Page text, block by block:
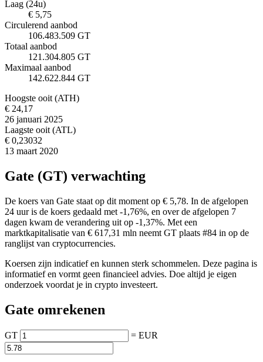
Laag (24u)
€ 5,75
Circulerend aanbod
106.483.509 GT
Totaal aanbod
121.304.805 GT
Maximaal aanbod
142.622.844 GT
Hoogste ooit (ATH)
€ 24,17
26 januari 2025
Laagste ooit (ATL)
€ 0,23032
13 maart 2020
Gate (GT) verwachting
De koers van Gate staat op dit moment op € 5,78. In de afgelopen
24 uur is de koers gedaald met -1,76%, en over de afgelopen 7
dagen kwam de verandering uit op -1,37%. Met een
marktkapitalisatie van € 617,31 mln neemt GT plaats #84 in op de
ranglijst van cryptocurrencies.
Koersen zijn indicatief en kunnen sterk schommelen. Deze pagina is
informatief en vormt geen financieel advies. Doe altijd je eigen
onderzoek voordat je in crypto investeert.
Gate omrekenen
GT = EUR